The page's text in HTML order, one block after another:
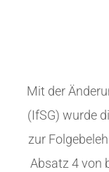
Mit der
(IfSG) wurde
zur
Absatz 4 von